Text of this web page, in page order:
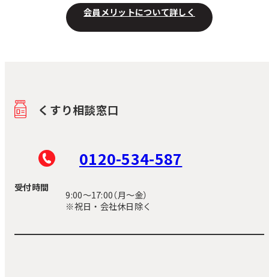
会員メリットについて詳しく
くすり相談窓口
0120-534-587
受付時間
9:00〜17:00（月～金）
※祝日・会社休日除く